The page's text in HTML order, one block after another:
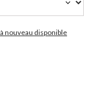
nouveau disponible